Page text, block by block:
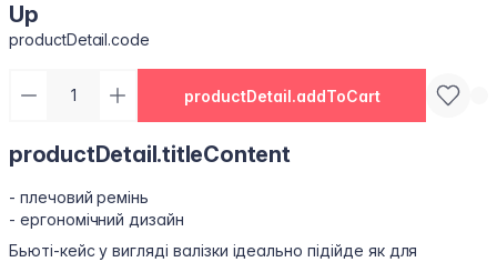
Up
productDetail.code
productDetail.addToCart
productDetail.titleContent
- плечовий ремінь
- ергономічний дизайн
Бьюті-кейс у вигляді валізки ідеально підійде як для